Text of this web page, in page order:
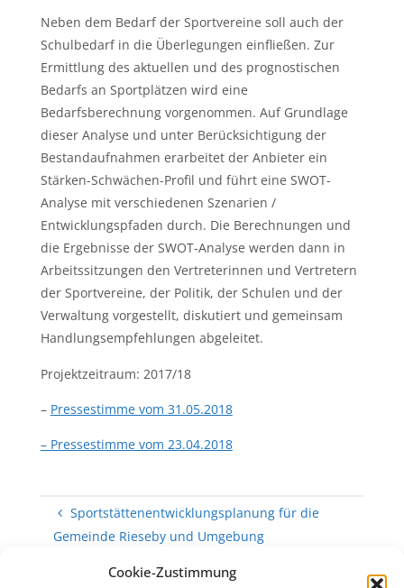
Cookie-Zustimmung
Neben dem Bedarf der Sportvereine soll auch der
Schulbedarf in die Überlegungen einfließen. Zur
Ermittlung des aktuellen und des prognostischen
Bedarfs an Sportplätzen wird eine
Bedarfsberechnung vorgenommen. Auf Grundlage
dieser Analyse und unter Berücksichtigung der
Bestandaufnahmen erarbeitet der Anbieter ein
Stärken-Schwächen-Profil und führt eine SWOT-
Analyse mit verschiedenen Szenarien /
Entwicklungspfaden durch. Die Berechnungen und
die Ergebnisse der SWOT-Analyse werden dann in
Arbeitssitzungen den Vertreterinnen und Vertretern
der Sportvereine, der Politik, der Schulen und der
Verwaltung vorgestellt, diskutiert und gemeinsam
Handlungsempfehlungen abgeleitet.
Projektzeitraum: 2017/18
– Pressestimme vom 31.05.2018
– Pressestimme vom 23.04.2018
Sportstättenentwicklungsplanung für die
Gemeinde Rieseby und Umgebung
Sportentwicklungsplanung für den